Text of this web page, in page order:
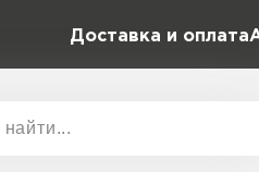
Доставка и оплата